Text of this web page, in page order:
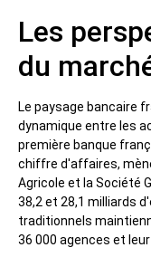
Les
du
Le paysage bancaire
dynamique entre les
première banque
chiffre d'affaires,
Agricole et la Société
38,2 et 28,1 milliards
traditionnels
36 000 agences et